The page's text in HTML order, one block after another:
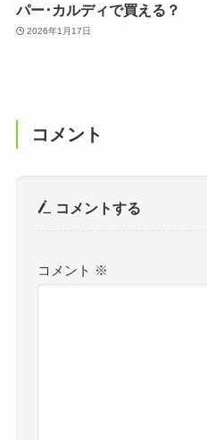
パー･カルディで買える？
2026年1月17日
コメント
コメントする
コメント ※